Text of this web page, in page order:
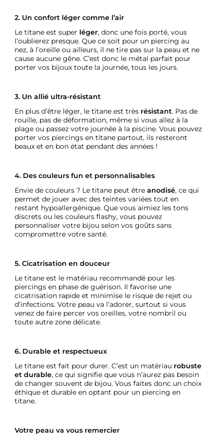
2. Un confort léger comme l’air
Le titane est super léger, donc une fois porté, vous
l’oublierez presque. Que ce soit pour un piercing au
nez, à l’oreille ou ailleurs, il ne tire pas sur la peau et ne
cause aucune gêne. C’est donc le métal parfait pour
porter vos bijoux toute la journée, tous les jours.
3. Un allié ultra-résistant
En plus d’être léger, le titane est très résistant. Pas de
rouille, pas de déformation, même si vous allez à la
plage ou passez votre journée à la piscine. Vous pouvez
porter vos piercings en titane partout, ils resteront
beaux et en bon état pendant des années !
4. Des couleurs fun et personnalisables
Envie de couleurs ? Le titane peut être anodisé, ce qui
permet de jouer avec des teintes variées tout en
restant hypoallergénique. Que vous aimiez les tons
discrets ou les couleurs flashy, vous pouvez
personnaliser votre bijou selon vos goûts sans
compromettre votre santé.
5. Cicatrisation en douceur
Le titane est le matériau recommandé pour les
piercings en phase de guérison. Il favorise une
cicatrisation rapide et minimise le risque de rejet ou
d’infections. Votre peau va l’adorer, surtout si vous
venez de faire percer vos oreilles, votre nombril ou
toute autre zone délicate.
6. Durable et respectueux
Le titane est fait pour durer. C’est un matériau robuste
et durable, ce qui signifie que vous n’aurez pas besoin
de changer souvent de bijou. Vous faites donc un choix
éthique et durable en optant pour un piercing en
titane.
Votre peau va vous remercier